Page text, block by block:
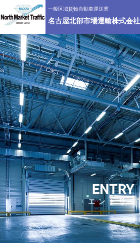
一般区域貨物自動車運送業
名古屋北部市場運輸株式会社
ENTRY
エントリー